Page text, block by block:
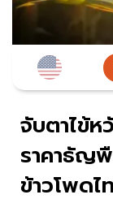
จับตาไข้
ราคาธัญ
ข้าวโพดไ